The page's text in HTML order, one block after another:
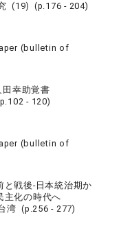
(19) (p.176 - 204)
(bulletin of
幸助覚書
- 120)
(bulletin of
戦後‐日本統治期か
主化の時代へ
湾 (p.256 - 277)